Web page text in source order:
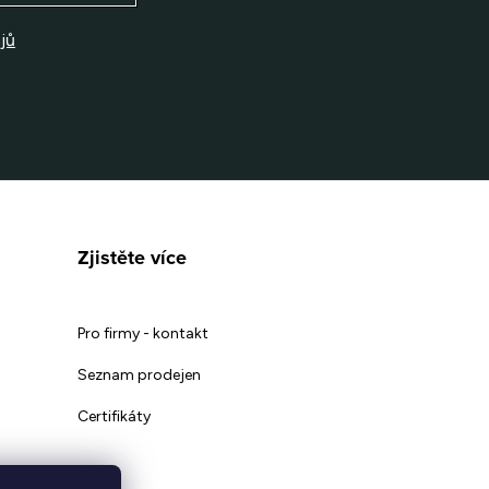
Zjistěte více
Pro firmy - kontakt
Seznam prodejen
Certifikáty